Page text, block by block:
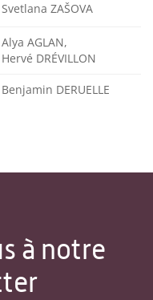
Svetlana ZAŠOVA
Alya AGLAN,
Hervé DRÉVILLON
Benjamin DERUELLE
à notre